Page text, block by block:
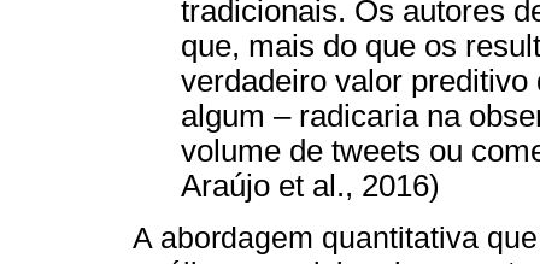
tradicionais. Os autores
que, mais do que os
verdadeiro valor
algum – radicaria na
volume de tweets ou
Araújo et al., 2016)
A abordagem quantitativa